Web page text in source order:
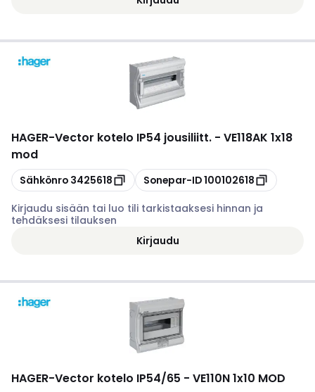
HAGER-Vector kotelo IP54 jousiliitt. - VE118AK 1x18
mod
Kopioi
Sähkönro 3425618 Kopioi
Sonepar-ID100102618
Kirjaudu sisään tai luo tili tarkistaaksesi hinnan ja
tehdäksesi tilauksen
Kirjaudu
HAGER-Vector kotelo IP54/65 - VE110N 1x10 MOD